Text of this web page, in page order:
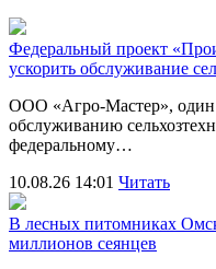
Федеральный проект
ускорить обслуживание
ООО «Агро‑Мастер», один
обслуживанию
федеральному…
10.08.26 14:01 Читать
В лесных питомниках
миллионов сеянцев